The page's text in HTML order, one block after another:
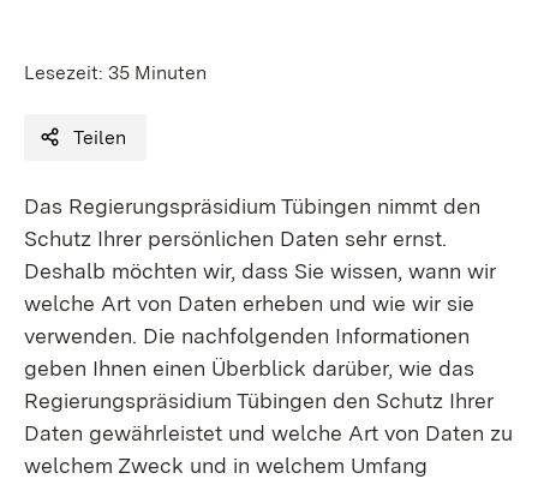
Lesezeit: 35 Minuten
Teilen
Das Regierungspräsidium Tübingen nimmt den
Schutz Ihrer persönlichen Daten sehr ernst.
Deshalb möchten wir, dass Sie wissen, wann wir
welche Art von Daten erheben und wie wir sie
verwenden. Die nachfolgenden Informationen
geben Ihnen einen Überblick darüber, wie das
Regierungspräsidium Tübingen den Schutz Ihrer
Daten gewährleistet und welche Art von Daten zu
welchem Zweck und in welchem Umfang